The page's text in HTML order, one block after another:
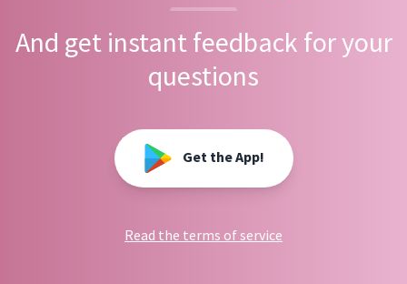
And get instant feedback for your
questions
Get the App!
Read the terms of service